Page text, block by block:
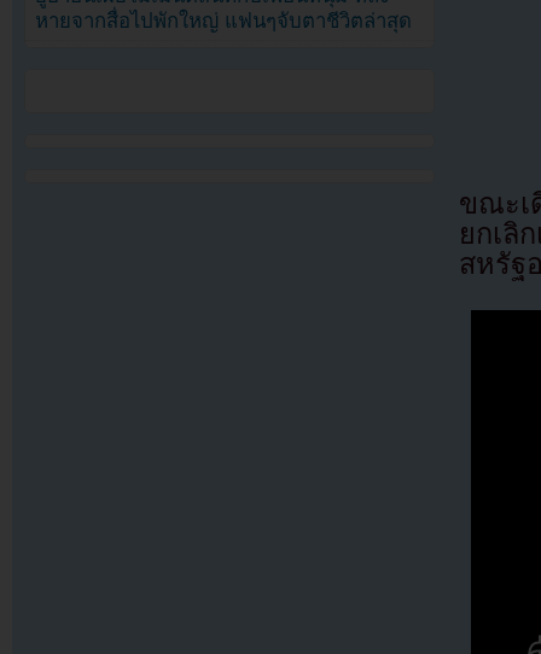
ขณะเ
ยกเลิ
สหรัฐ
หายจากสื่อไปพักใหญ่ แฟนๆจับตาชีวิตล่าสุด